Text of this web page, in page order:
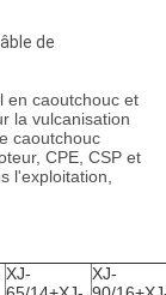
de
en caoutchouc et
la vulcanisation
caoutchouc
CPE, CSP et
l'exploitation,
XJ-
XJ-